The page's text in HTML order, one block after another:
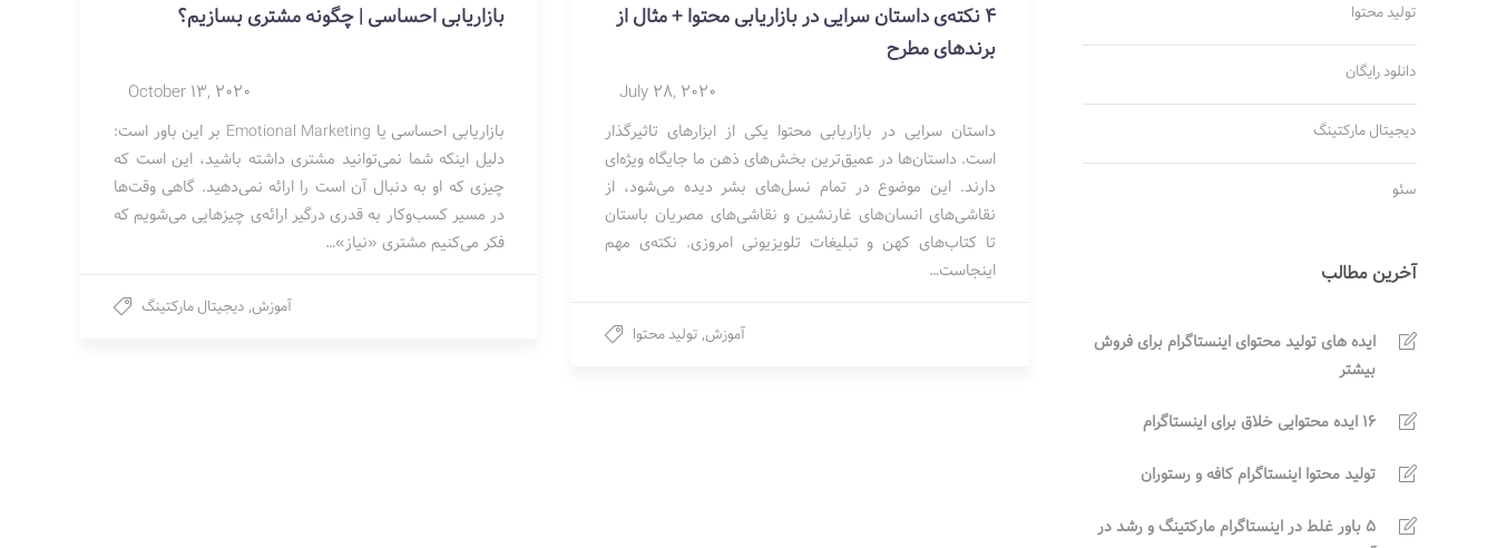
بازاریابی احساسی | چگونه مشتری بسازیم؟
October 13, 2020
بازاریابی احساسی یا Emotional Marketing بر این باور است:
دلیل اینکه شما نمی‌توانید مشتری داشته باشید، این است که
چیزی که او به دنبال آن است را ارائه نمی‌دهید. گاهی وقت‌ها
در مسیر کسب‌وکار به قدری درگیر ارائه‌ی چیزهایی می‌شویم که
فکر می‌کنیم مشتری «نیاز»…
آموزش, دیجیتال مارکتینگ
4 نکته‌ی داستان سرایی در بازاریابی محتوا + مثال از
برندهای مطرح
July 28, 2020
داستان سرایی در بازاریابی محتوا یکی از ابزارهای تاثیرگذار
است. داستان‌ها در عمیق‌ترین بخش‌های ذهن ما جایگاه ویژه‌ای
دارند. این موضوع در تمام نسل‌های بشر دیده می‌شود، از
نقاشی‌های انسان‌های غارنشین و نقاشی‌های مصریان باستان
تا کتاب‌های کهن و تبلیغات تلویزیونی امروزی. نکته‌ی مهم
اینجاست…
آموزش, تولید محتوا
تولید محتوا
دانلود رایگان
دیجیتال مارکتینگ
سئو
آخرین مطالب
ایده های تولید محتوای اینستاگرام برای فروش
بیشتر
16 ایده محتوایی خلاق برای اینستاگرام
تولید محتوا اینستاگرام کافه و رستوران
5 باور غلط در اینستاگرام مارکتینگ و رشد در